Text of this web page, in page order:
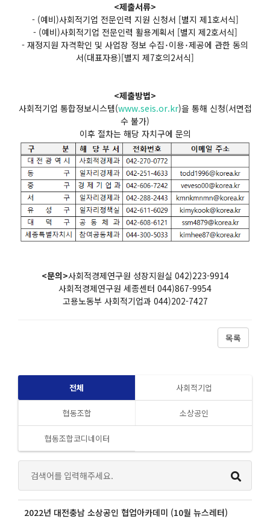
<제출서류>
- (예비)사회적기업 전문인력 지원 신청서 [별지 제1호서식]
- (예비)사회적기업 전문인력 활용계획서 [별지 제2호서식]
- 재정지원 자격확인 및 사업장 정보 수집･이용･제공에 관한 동의
서(대표자용)[별지 제7호의2서식]
<제출방법>
사회적기업 통합정보시스템(www.seis.or.kr)을 통해 신청(서면접
수 불가)
이후 절차는 해당 자치구에 문의
<문의>사회적경제연구원 성장지원실 042)223-9914
사회적경제연구원 세종센터 044)867-9954
고용노동부 사회적기업과 044)202-7427
목록
전체 사회적기업
협동조합 소상공인
협동조합코디네이터
2022년 대전충남 소상공인 협업아카데미 (10월 뉴스레터)